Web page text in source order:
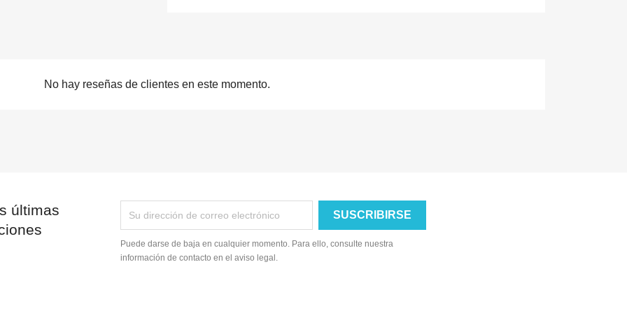
No hay reseñas de clientes en este momento.
últimas
Puede darse de baja en cualquier momento. Para ello, consulte nuestra
información de contacto en el aviso legal.